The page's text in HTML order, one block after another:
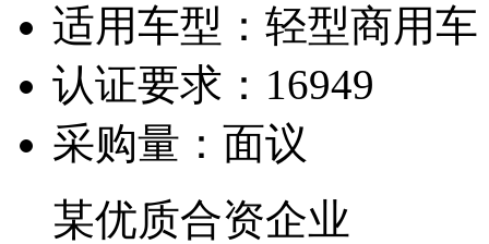
适用车型： 轻型商用
认证要求： 16949
采购量： 面议
某优质合资企业